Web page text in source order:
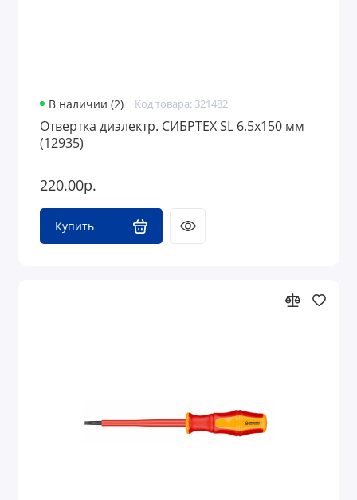
В наличии (2) Код товара: 321482
Отвертка диэлектр. СИБРТЕХ SL 6.5х150 мм
(12935)
220.00р.
Купить